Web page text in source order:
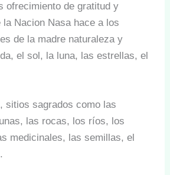
ofrecimiento de gratitud y
Nacion Nasa hace a los
de la madre naturaleza y
el sol, la luna, las estrellas, el
sitios sagrados como las
las rocas, los ríos, los
medicinales, las semillas, el